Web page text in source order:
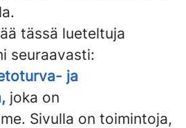
tässä lueteltuja
seuraavasti:
ja
joka on
Sivulla on toimintoja,